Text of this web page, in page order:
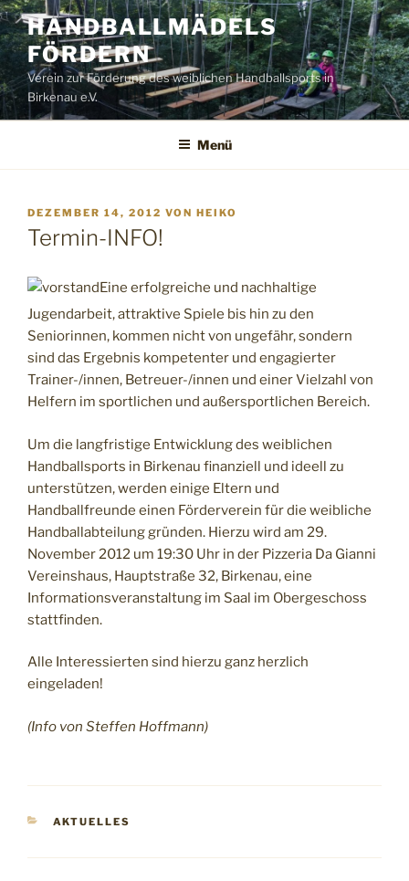
Zum
Inhalt
springen
HANDBALLMÄDELS
FÖRDERN
Verein zur Förderung des weiblichen Handballsports in
Birkenau e.V.
Menü
VERÖFFENTLICHT
AM
DEZEMBER 14, 2012 VON HEIKO
Termin-INFO!
Eine erfolgreiche und nachhaltige
Jugendarbeit, attraktive Spiele bis hin zu den
Seniorinnen, kommen nicht von ungefähr, sondern
sind das Ergebnis kompetenter und engagierter
Trainer-/innen, Betreuer-/innen und einer Vielzahl von
Helfern im sportlichen und außersportlichen Bereich.
Um die langfristige Entwicklung des weiblichen
Handballsports in Birkenau finanziell und ideell zu
unterstützen, werden einige Eltern und
Handballfreunde einen Förderverein für die weibliche
Handballabteilung gründen. Hierzu wird am 29.
November 2012 um 19:30 Uhr in der Pizzeria Da Gianni
Vereinshaus, Hauptstraße 32, Birkenau, eine
Informationsveranstaltung im Saal im Obergeschoss
stattfinden.
Alle Interessierten sind hierzu ganz herzlich
eingeladen!
(Info von Steffen Hoffmann)
KATEGORIEN
AKTUELLES